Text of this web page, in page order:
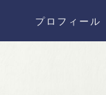
プロフィール